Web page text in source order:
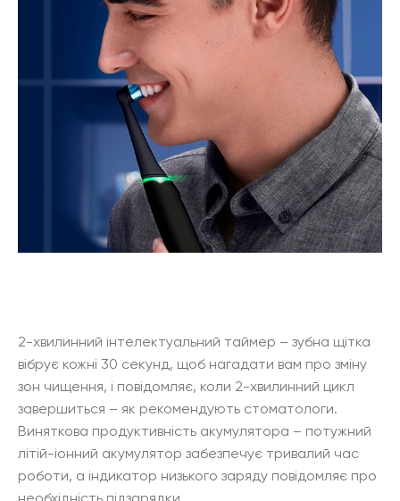
2-хвилинний інтелектуальний таймер – зубна щітка
вібрує кожні 30 секунд, щоб нагадати вам про зміну
зон чищення, і повідомляє, коли 2-хвилинний цикл
завершиться – як рекомендують стоматологи.
Виняткова продуктивність акумулятора – потужний
літій-іонний акумулятор забезпечує тривалий час
роботи, а індикатор низького заряду повідомляє про